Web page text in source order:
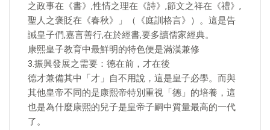
之政事在《書》,性情之理在《詩》,節文之祥在《禮》,
聖人之褒貶在《春秋》」（《庭訓格言》）。這是告
誡皇子們,嘉言善行,在於經書,要多讀儒家經典。
康熙皇子教育中最鮮明的特色便是滿漢兼修
3.振興發展之需要：德在前，才在後
德才兼備其中「才」自不用說，這是皇子必學。而與
其他皇帝不同的是康熙帝特別重視「德」的培養，這
也是為什麼康熙的兒子是皇帝子嗣中質量最高的一代
了。